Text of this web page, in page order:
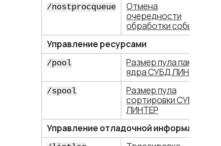
/nostprocqueue
Отмена
очередности
обработки событий
Управление ресурсами
/pool
Размер пула памяти
ядра СУБД ЛИНТЕР
/spool
Размер пула
сортировки СУБД
ЛИНТЕР
Управление отладочной информацией